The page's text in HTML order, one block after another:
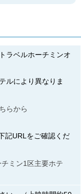
ラベルホーチミンオ
ルにより異なりま
らから
記URLをご確認くだ
ミン1区主要ホテ